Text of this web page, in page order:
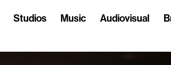
Studios Music Audiovisual